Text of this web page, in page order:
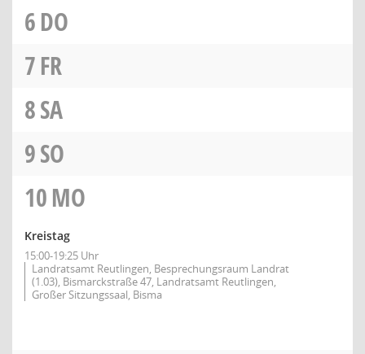
6DO
7FR
8SA
9SO
10MO
Kreistag
15:00-19:25 Uhr
Landratsamt Reutlingen, Besprechungsraum Landrat
(1.03), Bismarckstraße 47, Landratsamt Reutlingen,
Großer Sitzungssaal, Bisma